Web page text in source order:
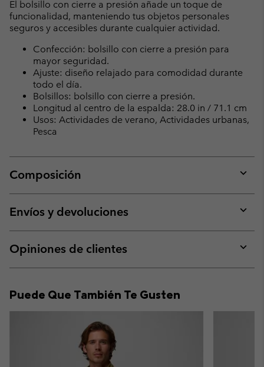
El bolsillo con cierre a presión añade un toque de
funcionalidad, manteniendo tus objetos personales
seguros y accesibles durante cualquier actividad.
Confección: bolsillo con cierre a presión para
mayor seguridad.
Ajuste: diseño relajado para comodidad durante
todo el día.
Bolsillos: bolsillo con cierre a presión.
Longitud al centro de la espalda: 28.0 in / 71.1 cm
Usos: Actividades de verano, Actividades urbanas,
Pesca
Composición
or
Envíos y devoluciones
or
Opiniones de clientes
or
Puede Que También Te Gusten